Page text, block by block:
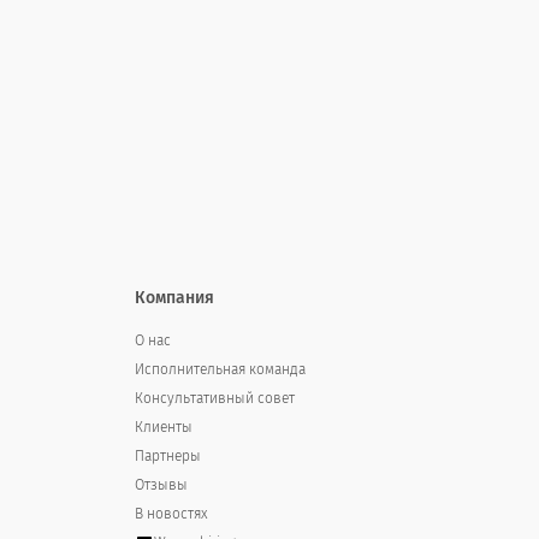
Russian (Русский) translation missing for : Very often
Компания
О нас
Исполнительная команда
Консультативный совет
Клиенты
Партнеры
Отзывы
В новостях